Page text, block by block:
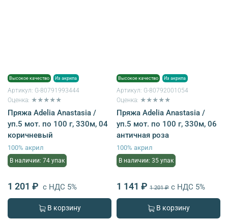
Высокое качество Из акрила
Артикул: G-80791993444
Оценка: ★★★★★
Пряжа Adelia Anastasia /
уп.5 мот. по 100 г, 330м, 04
коричневый
100% акрил
В наличии: 74 упак
1 201 ₽ с НДС 5%
В корзину
Высокое качество Из акрила
Артикул: G-80792001054
Оценка: ★★★★★
Пряжа Adelia Anastasia /
уп.5 мот. по 100 г, 330м, 06
античная роза
100% акрил
В наличии: 35 упак
1 141 ₽ 1 201 ₽ с НДС 5%
В корзину